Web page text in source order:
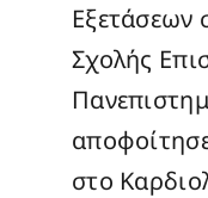
Εξετάσεων
Σχολής
στο